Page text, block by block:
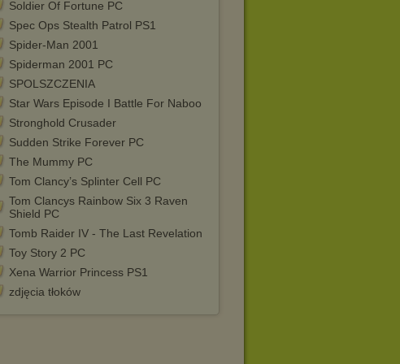
w
na
Soldier Of Fortune PC
Spec Ops Stealth Patrol PS1
Spider-Man 2001
Spiderman 2001 PC
SPOLSZCZENIA
Star Wars Episode I Battle For Naboo
Stronghold Crusader
Sudden Strike Forever PC
The Mummy PC
Tom Clancy’s Splinter Cell PC
Tom Clancys Rainbow Six 3 Raven
Shield PC
Tomb Raider IV - The Last Revelation
Toy Story 2 PC
Xena Warrior Princess PS1
zdjęcia tłoków